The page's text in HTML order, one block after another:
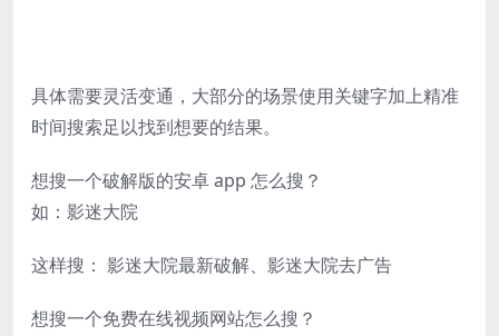
具体需要灵活变通，大部分的场景使用关键字加上精准
时间搜索足以找到想要的结果。
想搜一个破解版的安卓 app 怎么搜？
如：影迷大院
这样搜： 影迷大院最新破解、影迷大院去广告
想搜一个免费在线视频网站怎么搜？